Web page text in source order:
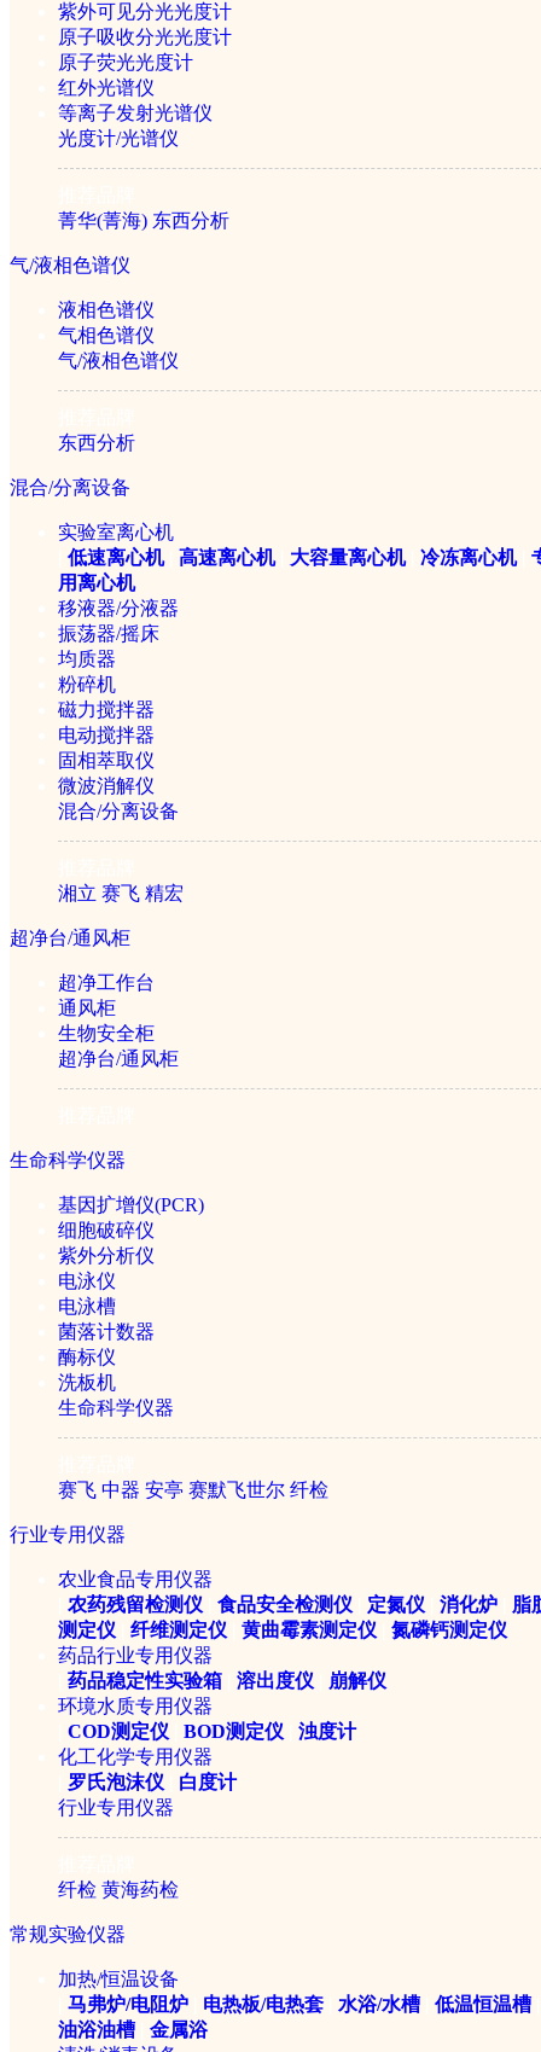
紫外可见分光光度计
原子吸收分光光度计
原子荧光光度计
红外光谱仪
等离子发射光谱仪
光度计/光谱仪
菁华(菁海) 东西分析
气/液相色谱仪
液相色谱仪
气相色谱仪
气/液相色谱仪
东西分析
混合/分离设备
实验室离心机
低速离心机 高速离心机 大容量离心机 冷冻离心机
用离心机
移液器/分液器
振荡器/摇床
均质器
粉碎机
磁力搅拌器
电动搅拌器
固相萃取仪
微波消解仪
混合/分离设备
湘立 赛飞 精宏
超净台/通风柜
超净工作台
通风柜
生物安全柜
超净台/通风柜
生命科学仪器
基因扩增仪(PCR)
细胞破碎仪
紫外分析仪
电泳仪
电泳槽
菌落计数器
酶标仪
洗板机
生命科学仪器
赛飞 中器 安亭 赛默飞世尔 纤检
行业专用仪器
农业食品专用仪器
农药残留检测仪 食品安全检测仪 定氮仪 消化炉
脂
测定仪
纤维测定仪 黄曲霉素测定仪
氮磷钙测定仪
药品行业专用仪器
药品稳定性实验箱 溶出度仪
崩解仪
环境水质专用仪器
COD测定仪 BOD测定仪
浊度计
化工化学专用仪器
罗氏泡沫仪
白度计
行业专用仪器
纤检 黄海药检
常规实验仪器
加热/恒温设备
马弗炉/电阻炉 电热板/电热套 水浴/水槽 低温恒温槽
油浴油槽
金属浴
磁力搅拌器
电动搅拌器
固相萃取仪
微波消解仪
1/1
LQZ-211落地式全温振
￥27960元
LHZ-111落地式恒温振
￥22760元
THZ-420台式恒温振荡器
￥16660元